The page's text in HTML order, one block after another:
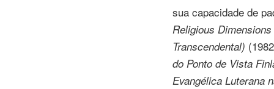
sua capacidade de
Religious
Transcendental)
do Ponto de Vista
Evangélica Luterana